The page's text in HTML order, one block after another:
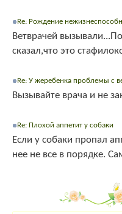
Re: Рождение
Ветврачей
сказал,что это
Re: У жеребенка проблемы с
Вызывайте врача и не
Re: Плохой аппетит у собаки
Если у собаки пропал
нее не все в порядке.